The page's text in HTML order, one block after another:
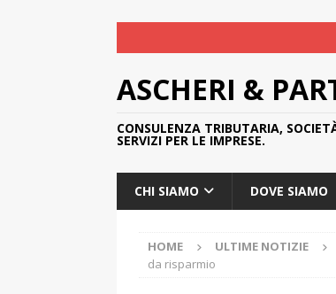
ASCHERI &
CONSULENZA TRIBUTARIA,
SERVIZI PER LE IMPRESE.
CHI SIAMO DOVE SIAMO
HOME ULTIME NOTIZIE
da risparmio